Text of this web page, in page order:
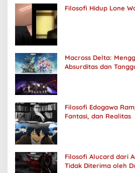
Filosofi Hidup Lone
Macross Delta:
Absurditas dan
Filosofi Edogawa
Fantasi, dan Realitas
Filosofi Alucard dari
Tidak Diterima oleh